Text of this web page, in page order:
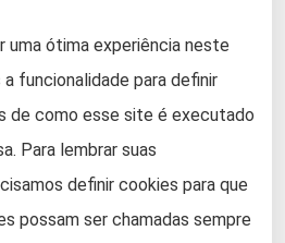
uma ótima experiência neste
funcionalidade para definir
de como esse site é executado
Para lembrar suas
definir cookies para que
possam ser chamadas sempre